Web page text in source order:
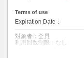
Terms of use
Expiration Date：
対象者：全員
利用回数制限：なし